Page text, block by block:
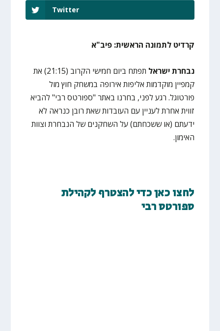
Twitter
קרדיט לתמונה הראשית: פיב"א
נבחרת ישראל
תפתח ביום חמישי הקרוב (21:15) את
קמפיין מוקדמות אליפות אירופה במשחק חוץ מול
פורטוגל. רגע לפני, בחרנו באתר "ספורטס רבי" להביא
זווית אחרת לעניין עם העובדות שאת רובן כנראה לא
ידעתם (או ששכחתם) על השחקנים של הנבחרת וצוות
האימון.
לחצו כאן כדי להצטרף לקהילת
ספורטס רבי